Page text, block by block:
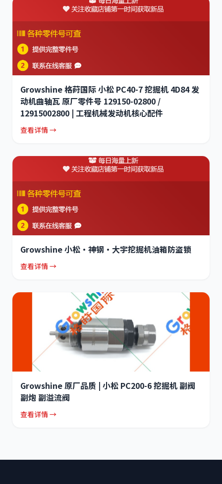
Growshine 格莳国际 小松 PC40-7 挖掘机 4D84 发
动机曲轴瓦 原厂零件号 129150-02800 /
12915002800 | 工程机械发动机核心配件
查看详情 →
Growshine 小松·神钢·大宇挖掘机油箱防盗锁
查看详情 →
Growshine 原厂品质 | 小松 PC200-6 挖掘机 副阀
副炮 副溢流阀
查看详情 →